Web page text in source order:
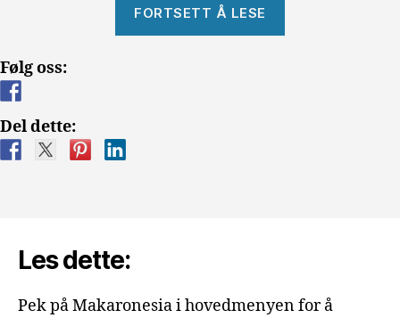
FORTSETT Å LESE
Følg oss:
Del dette:
Les dette:
Pek på Makaronesia i hovedmenyen for å